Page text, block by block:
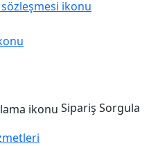
Sipariş Sorgula